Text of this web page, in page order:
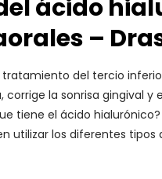
ácido
–
del tercio
la sonrisa gingival
tiene el ácido
utilizar los diferentes